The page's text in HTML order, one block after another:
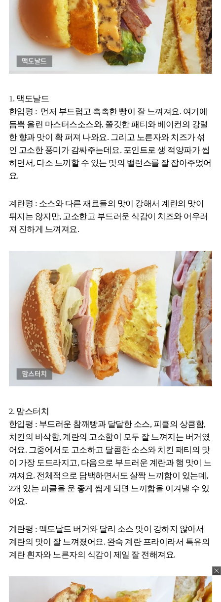
1. 맥도날드
한입평 : 먼저 부드럽고 촉촉한 빵이 잘 느껴져요. 여기에
듬뿍 올린 마스터스소스와, 쫄깃한 패티와 베이컨의 강렬
한 향과 맛이 확 퍼져 나와요. 그리고 노른자와 치즈가 섞
인 고소한 풍미가 감싸주는데요. 포인트로 생 적양파가 씹
히면서, 다소 느끼할 수 있는 맛의 밸런스를 잘 잡아주었어
요.
계란평 : 소스와 다른 재료들의 맛이 강해서 계란의 맛이
튀지는 않지만, 고소한고 부드러운 식감이 치즈와 어우러
져 진하게 느껴져요.
2. 맘스터치
한입평 : 부드러운 참깨빵과 달달한 소스, 피클의 상큼함,
치킨의 바삭함, 계란의 고소함이 모두 잘 느껴지는 버거였
어요. 그중에서도 고소하고 달콤한 소스와 치킨 패티의 맛
이 가장 도드라지고, 다음으로 부드러운 계란과 햄 맛이 느
껴져요. 전체적으로 담백하면서도 살짝 느끼함이 있는데,
2개 있는 피클을 운 좋게 씹게 되면 느끼함을 이겨낼 수 있
어요.
계란평 : 맥도날드 버거와 달리 소스 맛이 강하지 않아서
계란의 맛이 잘 느껴졌어요. 완숙 계란 프라이라서 특유의
계란 흰자와 노른자의 식감이 제일 잘 전해져요.